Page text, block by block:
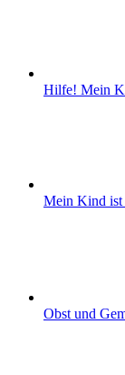
Hilfe! Mein
Mein Kind ist
Obst und